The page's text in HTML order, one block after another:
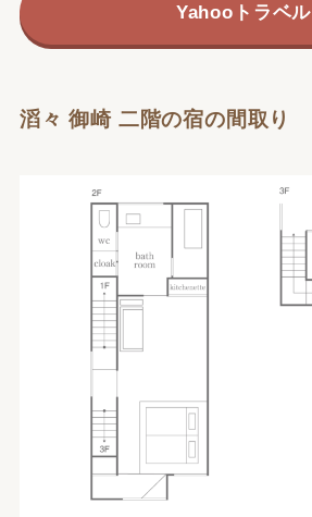
Yahooトラベル
滔々 御崎 二階の宿の間取り